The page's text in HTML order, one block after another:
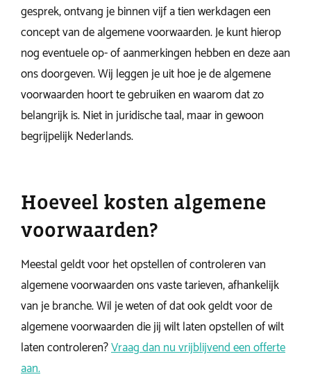
gesprek, ontvang je binnen vijf a tien werkdagen een
concept van de algemene voorwaarden. Je kunt hierop
nog eventuele op- of aanmerkingen hebben en deze aan
ons doorgeven. Wij leggen je uit hoe je de algemene
voorwaarden hoort te gebruiken en waarom dat zo
belangrijk is. Niet in juridische taal, maar in gewoon
begrijpelijk Nederlands.
Hoeveel kosten algemene
voorwaarden?
Meestal geldt voor het opstellen of controleren van
algemene voorwaarden ons vaste tarieven, afhankelijk
van je branche. Wil je weten of dat ook geldt voor de
algemene voorwaarden die jij wilt laten opstellen of wilt
laten controleren?Vraag dan nu vrijblijvend een offerte
aan.